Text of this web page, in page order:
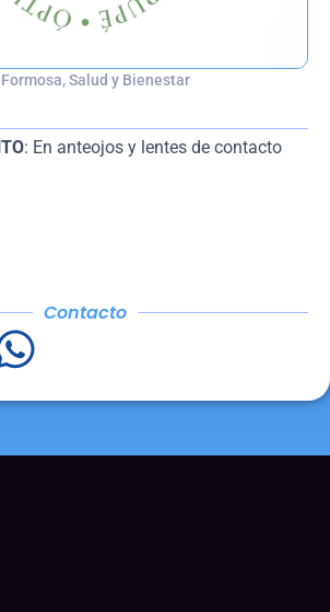
Formosa,Salud y Bienestar
: En anteojos y lentes de contacto
Contacto